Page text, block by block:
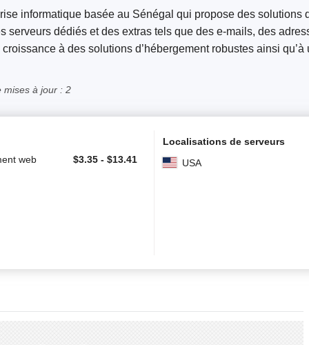
informatique basée au Sénégal qui propose des solutions
serveurs dédiés et des extras tels que des e-mails, des
à des solutions d’hébergement robustes ainsi qu’à
mises à jour : 2
web $3.35 - $13.41
Localisations de serveurs
USA